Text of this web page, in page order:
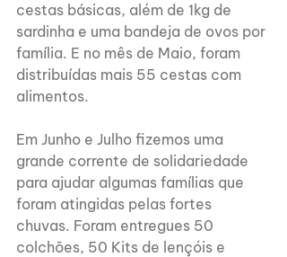
cestas básicas, além de 1kg de
sardinha e uma bandeja de ovos por
família. E no mês de Maio, foram
distribuídas mais 55 cestas com
alimentos.
Em Junho e Julho fizemos uma
grande corrente de solidariedade
para ajudar algumas famílias que
foram atingidas pelas fortes
chuvas. Foram entregues 50
colchões, 50 Kits de lençóis e